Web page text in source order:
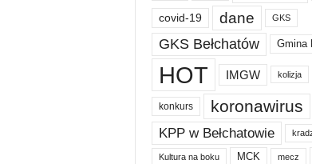
covid-19 dane GKS
GKS Bełchatów Gmina
HOT IMGW kolizja
konkurs koronawirus
KPP w Bełchatowie
Kultura na boku MCK mecz